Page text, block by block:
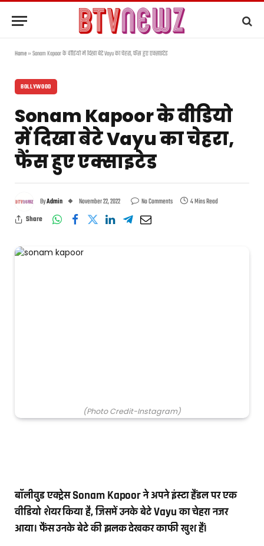
Home»Sonam Kapoor के वीडियो में दिखा बेटे Vayu का चेहरा, फैंस हुए एक्साइटेड
BOLLYWOOD
Sonam Kapoor के वीडियो
में दिखा बेटे Vayu का चेहरा,
फैंस हुए एक्साइटेड
ByAdmin November 22, 2022 No Comments
4 Mins Read
Share
(Photo Credit-Instagram)
बॉलीवुड एक्ट्रेस Sonam Kapoor ने अपने इंस्टा हैंडल पर एक
वीडियो शेयर किया है, जिसमें उनके बेटे Vayu का चेहरा नजर
आया। फैंस उनके बेटे की झलक देखकर काफी खुश हैं।